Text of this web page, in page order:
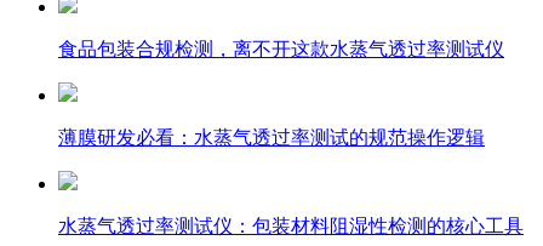
食品包装合规检测，离不开这款水蒸气透过率测试仪
薄膜研发必看：水蒸气透过率测试的规范操作逻辑
水蒸气透过率测试仪：包装材料阻湿性检测的核心工具